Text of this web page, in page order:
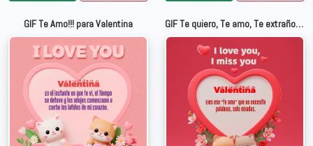
GIF Te Amo!!! para Valentina GIF Te quiero, Te amo, Te extraño para Valentina